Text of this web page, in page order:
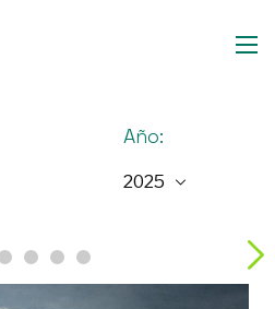
Año: